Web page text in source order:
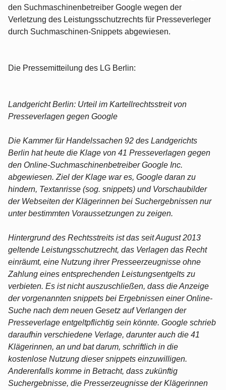
den Suchmaschinenbetreiber Google wegen der
Verletzung des Leistungsschutzrechts für Presseverleger
durch Suchmaschinen-Snippets abgewiesen.
Die Pressemitteilung des LG Berlin:
Landgericht Berlin: Urteil im Kartellrechtsstreit von
Presseverlagen gegen Google
Die Kammer für Handelssachen 92 des Landgerichts
Berlin hat heute die Klage von 41 Presseverlagen gegen
den Online-Suchmaschinenbetreiber Google Inc.
abgewiesen. Ziel der Klage war es, Google daran zu
hindern, Textanrisse (sog. snippets) und Vorschaubilder
der Webseiten der Klägerinnen bei Suchergebnissen nur
unter bestimmten Voraussetzungen zu zeigen.
Hintergrund des Rechtsstreits ist das seit August 2013
geltende Leistungsschutzrecht, das Verlagen das Recht
einräumt, eine Nutzung ihrer Presseerzeugnisse ohne
Zahlung eines entsprechenden Leistungsentgelts zu
verbieten. Es ist nicht auszuschließen, dass die Anzeige
der vorgenannten snippets bei Ergebnissen einer Online-
Suche nach dem neuen Gesetz auf Verlangen der
Presseverlage entgeltpflichtig sein könnte. Google schrieb
daraufhin verschiedene Verlage, darunter auch die 41
Klägerinnen, an und bat darum, schriftlich in die
kostenlose Nutzung dieser snippets einzuwilligen.
Anderenfalls komme in Betracht, dass zukünftig
Suchergebnisse, die Presserzeugnisse der Klägerinnen